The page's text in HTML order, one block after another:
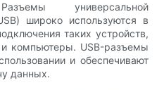
универсальной
широко используются в
таких устройств,
компьютеры. USB-разъемы
и обеспечивают
данных.